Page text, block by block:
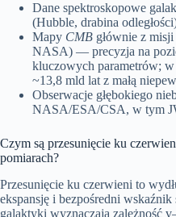
Dane spektroskopowe
(Hubble, drabina
Mapy CMB głównie z
NASA) — precyzja na
kluczowych parametrów;
~13,8 mld lat z małą
Obserwacje głębokiego
NASA/ESA/CSA, w tym
Czym są przesunięcie ku
pomiarach?
Przesunięcie ku czerwieni to
ekspansję i bezpośredni
galaktyki wyznaczają zależność